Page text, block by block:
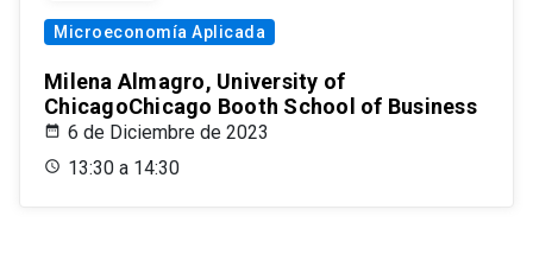
Microeconomía Aplicada
Milena Almagro, University of
ChicagoChicago Booth School of Business
6 de Diciembre de 2023
13:30 a 14:30